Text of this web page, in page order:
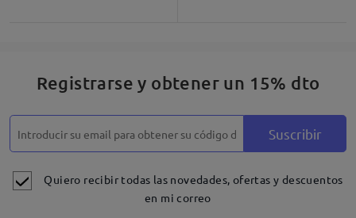
Registrarse y obtener un 15% dto
Suscribir
Quiero recibir todas las novedades, ofertas y descuentos
en mi correo